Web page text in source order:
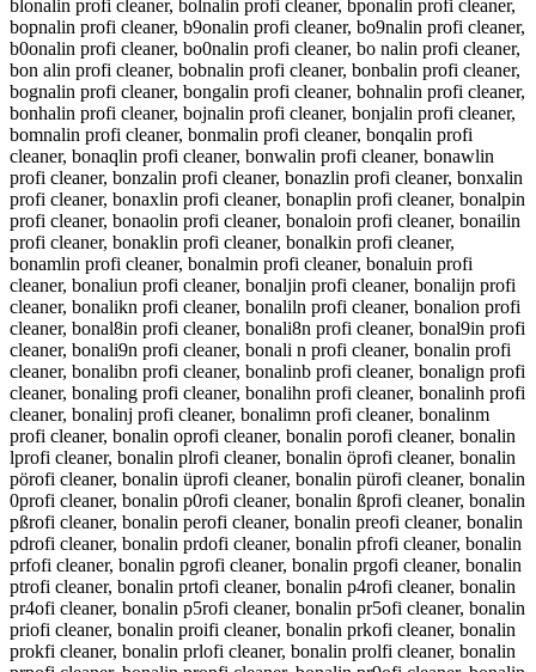
blonalin profi cleaner, bolnalin profi cleaner, bponalin profi cleaner,
bopnalin profi cleaner, b9onalin profi cleaner, bo9nalin profi cleaner,
b0onalin profi cleaner, bo0nalin profi cleaner, bo nalin profi cleaner,
bon alin profi cleaner, bobnalin profi cleaner, bonbalin profi cleaner,
bognalin profi cleaner, bongalin profi cleaner, bohnalin profi cleaner,
bonhalin profi cleaner, bojnalin profi cleaner, bonjalin profi cleaner,
bomnalin profi cleaner, bonmalin profi cleaner, bonqalin profi
cleaner, bonaqlin profi cleaner, bonwalin profi cleaner, bonawlin
profi cleaner, bonzalin profi cleaner, bonazlin profi cleaner, bonxalin
profi cleaner, bonaxlin profi cleaner, bonaplin profi cleaner, bonalpin
profi cleaner, bonaolin profi cleaner, bonaloin profi cleaner, bonailin
profi cleaner, bonaklin profi cleaner, bonalkin profi cleaner,
bonamlin profi cleaner, bonalmin profi cleaner, bonaluin profi
cleaner, bonaliun profi cleaner, bonaljin profi cleaner, bonalijn profi
cleaner, bonalikn profi cleaner, bonaliln profi cleaner, bonalion profi
cleaner, bonal8in profi cleaner, bonali8n profi cleaner, bonal9in profi
cleaner, bonali9n profi cleaner, bonali n profi cleaner, bonalin profi
cleaner, bonalibn profi cleaner, bonalinb profi cleaner, bonalign profi
cleaner, bonaling profi cleaner, bonalihn profi cleaner, bonalinh profi
cleaner, bonalinj profi cleaner, bonalimn profi cleaner, bonalinm
profi cleaner, bonalin oprofi cleaner, bonalin porofi cleaner, bonalin
lprofi cleaner, bonalin plrofi cleaner, bonalin öprofi cleaner, bonalin
pörofi cleaner, bonalin üprofi cleaner, bonalin pürofi cleaner, bonalin
0profi cleaner, bonalin p0rofi cleaner, bonalin ßprofi cleaner, bonalin
pßrofi cleaner, bonalin perofi cleaner, bonalin preofi cleaner, bonalin
pdrofi cleaner, bonalin prdofi cleaner, bonalin pfrofi cleaner, bonalin
prfofi cleaner, bonalin pgrofi cleaner, bonalin prgofi cleaner, bonalin
ptrofi cleaner, bonalin prtofi cleaner, bonalin p4rofi cleaner, bonalin
pr4ofi cleaner, bonalin p5rofi cleaner, bonalin pr5ofi cleaner, bonalin
priofi cleaner, bonalin proifi cleaner, bonalin prkofi cleaner, bonalin
prokfi cleaner, bonalin prlofi cleaner, bonalin prolfi cleaner, bonalin